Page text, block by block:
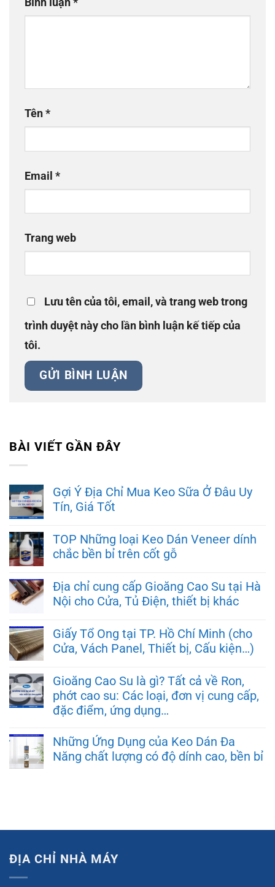
Tên*
Email *
Trang web
Lưu tên của tôi, email, và trang web trong
trình duyệt này cho lần bình luận kế tiếp của
tôi.
BÀI VIẾT GẦN ĐÂY
Gợi Ý Địa Chỉ Mua Keo Sữa Ở Đâu Uy
Tín, Giá Tốt
TOP Những loại Keo Dán Veneer dính
chắc bền bỉ trên cốt gỗ
Địa chỉ cung cấp Gioăng Cao Su tại Hà
Nội cho Cửa, Tủ Điện, thiết bị khác
Giấy Tổ Ong tại TP. Hồ Chí Minh (cho
Cửa, Vách Panel, Thiết bị, Cấu kiện…)
Gioăng Cao Su là gì? Tất cả về Ron,
phớt cao su: Các loại, đơn vị cung cấp,
đặc điểm, ứng dụng…
Những Ứng Dụng của Keo Dán Đa
Năng chất lượng có độ dính cao, bền bỉ
ĐỊA CHỈ NHÀ MÁY